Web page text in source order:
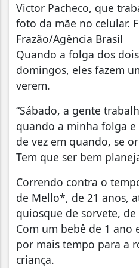
Victor Pacheco, que
foto da mãe no celular.
Frazão/Agência Brasil
Quando a folga dos
domingos, eles fazem
verem.
“Sábado, a gente
quando a minha folga
de vez em quando, se
Tem que ser bem
Correndo contra o
de Mello*, de 21 anos,
quiosque de sorvete,
Com um bebê de 1 ano
por mais tempo para a
criança.